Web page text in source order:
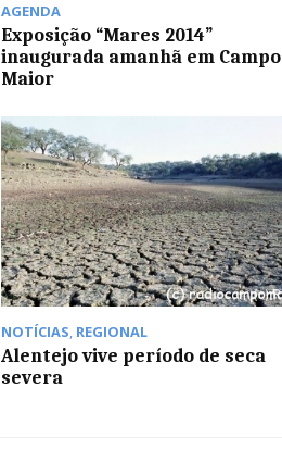
AGENDA
Exposição “Mares 2014”
inaugurada amanhã em Campo
Maior
NOTÍCIAS, REGIONAL
Alentejo vive período de seca
severa